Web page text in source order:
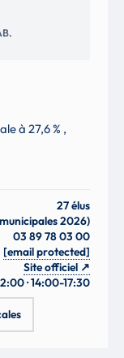
à 27,6 % ,
27 élus
2026)
03 89 78 03 00
[email protected]
Site officiel ↗
· 14:00-17:30